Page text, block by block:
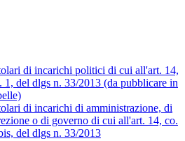
di incarichi politici di cui all'art. 14,
1, del dlgs n. 33/2013 (da pubblicare in
di incarichi di amministrazione, di
o di governo di cui all'art. 14, co.
del dlgs n. 33/2013